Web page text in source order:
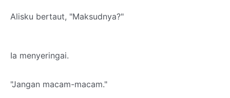
Alisku bertaut, "Maksudnya?"
Ia menyeringai.
"Jangan macam-macam."